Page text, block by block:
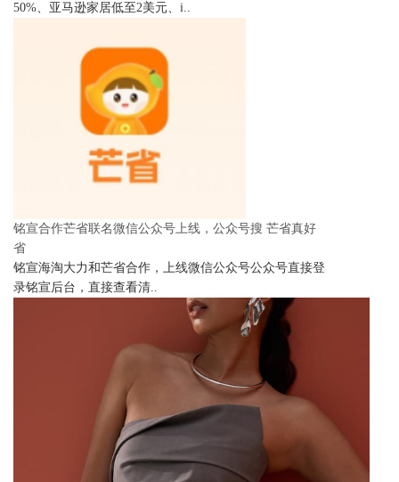
50%、亚马逊家居低至2美元、i..
铭宣合作芒省联名微信公众号上线，公众号搜 芒省真好
省
铭宣海淘大力和芒省合作，上线微信公众号公众号直接登
录铭宣后台，直接查看清..